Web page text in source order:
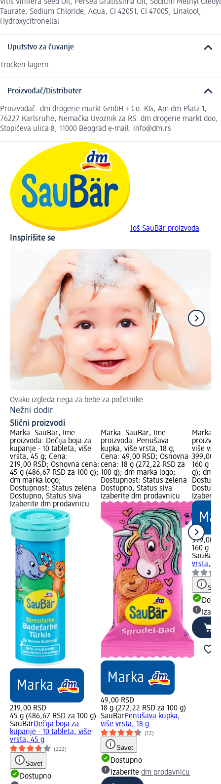
Vitis Vinifera Seed Oil, Persea Gratissima Oil, Sodium Methyl Oleoyl
Taurate, Sodium Chloride, Aqua, CI 42051, CI 47005, Linalool,
Hydroxycitronellal
Uputstvo za čuvanje
Trocken lagern
Proizvođač/Distributer
Proizvođač: dm drogerie markt GmbH + Co. KG, Am dm-Platz 1,
76227 Karlsruhe, Nemačka Uvoznik za RS: dm drogerie markt doo,
Stopićeva ulica 8, 11000 Beograd e-mail: info@dm.rs
Još SauBär proizvoda
Inspirišite se
Ovako izgleda nega za bebe za početnike
Nežni dodir
Slični proizvodi
Marka: SauBär; Ime
proizvoda: Dečija boja za
kupanje - 10 tableta, više
vrsta, 45 g; Cena:
219,00 RSD; Osnovna cena:
45 g (486,67 RSD za 100 g);
dm marka logo;
Dostupnost: Status zelena
Dostupno, Status siva
Izaberite dm prodavnicu
219,00 RSD
45 g (486,67 RSD za 100 g)
SauBärDečija boja za
kupanje - 10 tableta, više
vrsta, 45 g
(222)
Savet
Dostupno
Marka: SauBär; Ime
proizvoda: Penušava
kupka, više vrsta, 18 g;
Cena: 49,00 RSD; Osnovna
cena: 18 g (272,22 RSD za
100 g); dm marka logo;
Dostupnost: Status zelena
Dostupno, Status siva
Izaberite dm prodavnicu
49,00 RSD
18 g (272,22 RSD za 100 g)
SauBärPenušava kupka,
više vrsta, 18 g
(12)
Savet
Dostupno
Izaberitedm prodavnicu
Marka:
više
399,00
160 g
g); dm
399,00
160 g
SauBär
vrsta,